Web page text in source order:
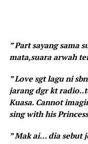
” Part sayang sama
mata,suara arwah
” Love sgt lagu ni
jarang dgr kt
Kuasa. Cannot
sing with his
” Mak ai… dia sebut